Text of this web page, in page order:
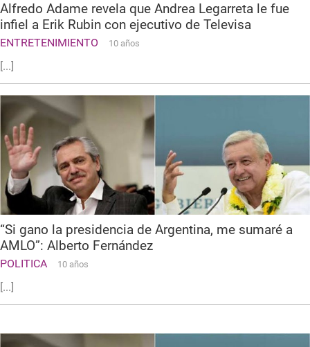
Alfredo Adame revela que Andrea Legarreta le fue
infiel a Erik Rubin con ejecutivo de Televisa
ENTRETENIMIENTO 10 años
[...]
“Si gano la presidencia de Argentina, me sumaré a
AMLO”: Alberto Fernández
POLITICA 10 años
[...]